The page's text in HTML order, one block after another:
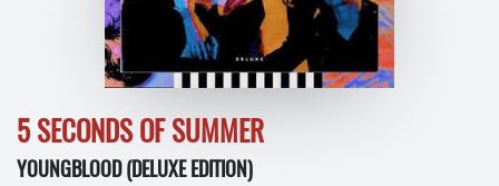
5 SECONDS OF SUMMER
YOUNGBLOOD (DELUXE EDITION)